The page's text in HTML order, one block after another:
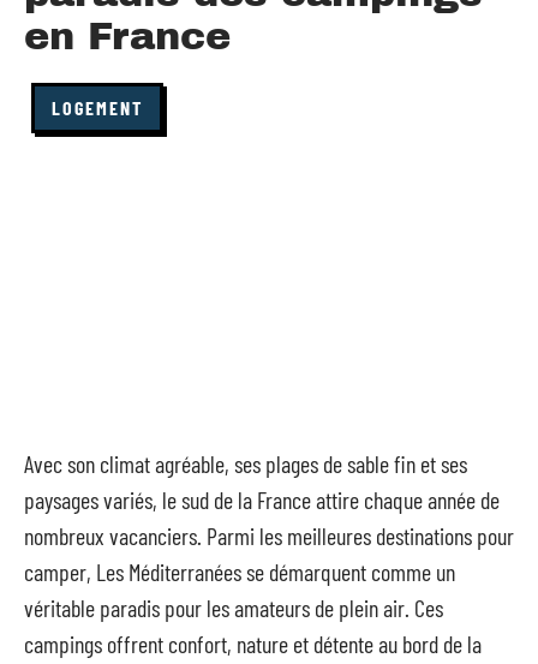
en France
LOGEMENT
Avec son climat agréable, ses plages de sable fin et ses
paysages variés, le sud de la France attire chaque année de
nombreux vacanciers. Parmi les meilleures destinations pour
camper, Les Méditerranées se démarquent comme un
véritable paradis pour les amateurs de plein air. Ces
campings offrent confort, nature et détente au bord de la